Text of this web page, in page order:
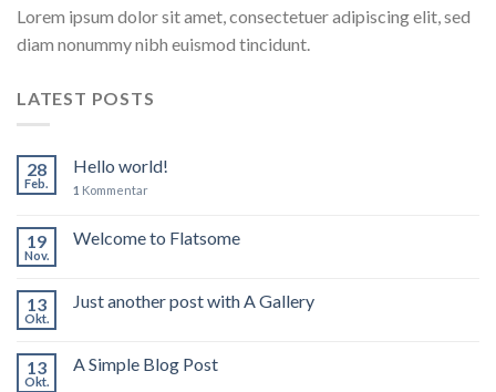
Lorem ipsum dolor sit amet, consectetuer adipiscing elit, sed
diam nonummy nibh euismod tincidunt.
LATEST POSTS
28
Feb.
Hello world!
1 Kommentar
19
Nov.
Welcome to Flatsome
13
Okt.
Just another post with A Gallery
13
Okt.
A Simple Blog Post